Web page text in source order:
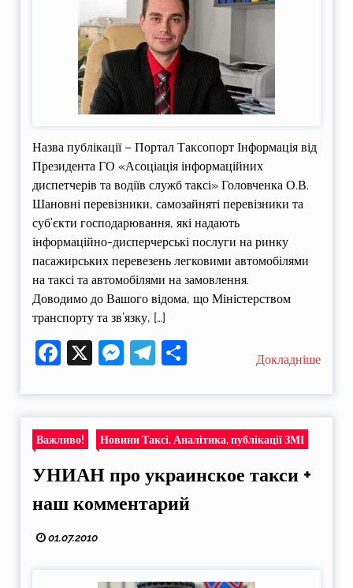
Назва публікації – Портал Таксопорт Інформація від
Президента ГО «Асоціація інформаційних
диспетчерів та водіїв служб таксі» Головченка О.В.
Шановні перевізники, самозайняті перевізники та
суб’єкти господарювання, які надають
інформаційно-дисперчерські послуги на ринку
пасажирських перевезень легковими автомобілями
на таксі та автомобілями на замовлення.
Доводимо до Вашого відома, що Міністерством
транспорту та зв’язку, […]
Facebook
X Messenger
Telegram
Поділитися
Докладніше
Важливо! Новини Таксі, Аналітика, публікації ЗМІ
УНИАН про украинское такси +
наш комментарий
01.07.2010